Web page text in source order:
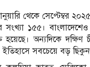
থেকে সেপ্টেম্বর
সংখ্যা ১৫৫।
অন্যদিকে দক্ষিণ
সবচেয়ে বড়